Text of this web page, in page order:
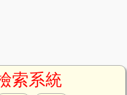
索系統